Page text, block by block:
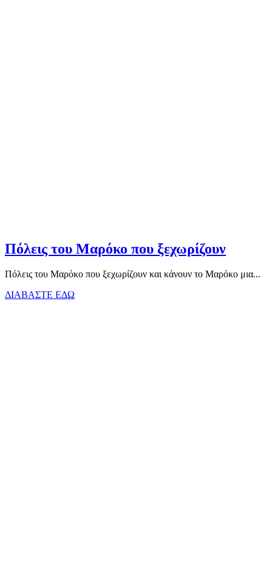
Πόλεις του Μαρόκο που ξεχωρίζουν
Πόλεις του Μαρόκο που ξεχωρίζουν και κάνουν το Μαρόκο μια...
ΔΙΑΒΑΣΤΕ ΕΔΩ